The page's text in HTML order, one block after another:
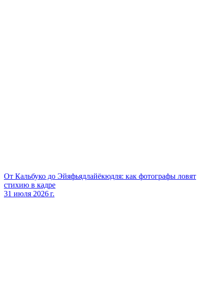
От Кальбуко до Эйяфьядлайёкюдля: как фотографы ловят
стихию в кадре
31 июля 2026 г.